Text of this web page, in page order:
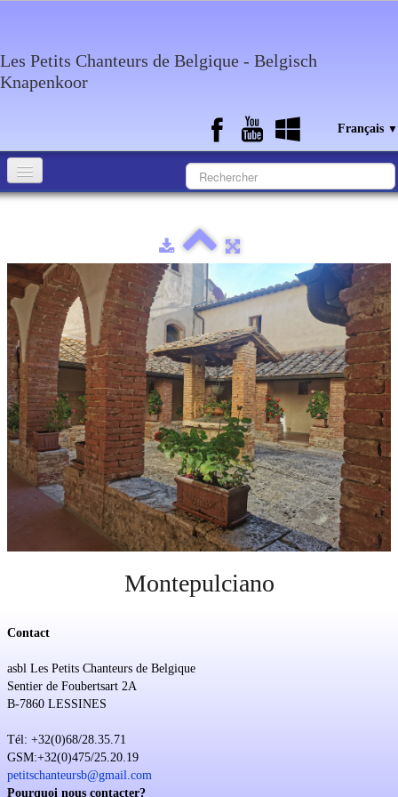
Les Petits Chanteurs de Belgique - Belgisch
Knapenkoor
Français ▼
Medias
Agenda
Discographie
Contact
Soutien
Sponsoring
Événements
Montepulciano
Contact
asbl Les Petits Chanteurs de Belgique
Sentier de Foubertsart 2A
B-7860 LESSINES
Tél: +32(0)68/28.35.71
GSM:+32(0)475/25.20.19
petitschanteursb@gmail.com
Pourquoi nous contacter?